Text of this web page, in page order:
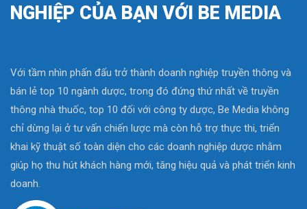
NGHIỆP CỦA BẠN VỚI BE MEDIA
Với tầm nhìn phấn đấu trở thành doanh nghiệp truyền thông và
bán lẻ top 10 ngành dược, trong đó đứng thứ nhất về truyền
thông nhà thuốc, top 10 đối với công ty dược, Be Media không
chỉ dừng lại ở tư vấn chiến lược mà còn hỗ trợ thực thi, triển
khai kỹ thuật số toàn diện cho các doanh nghiệp dược nhằm
giúp họ thu hút khách hàng mới, tăng hiệu quả và phát triển kinh
doanh.